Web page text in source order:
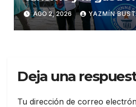
el Festival del
2026
AGO 2, 2026 YAZMÍN
Deja una
Tu dirección de correo